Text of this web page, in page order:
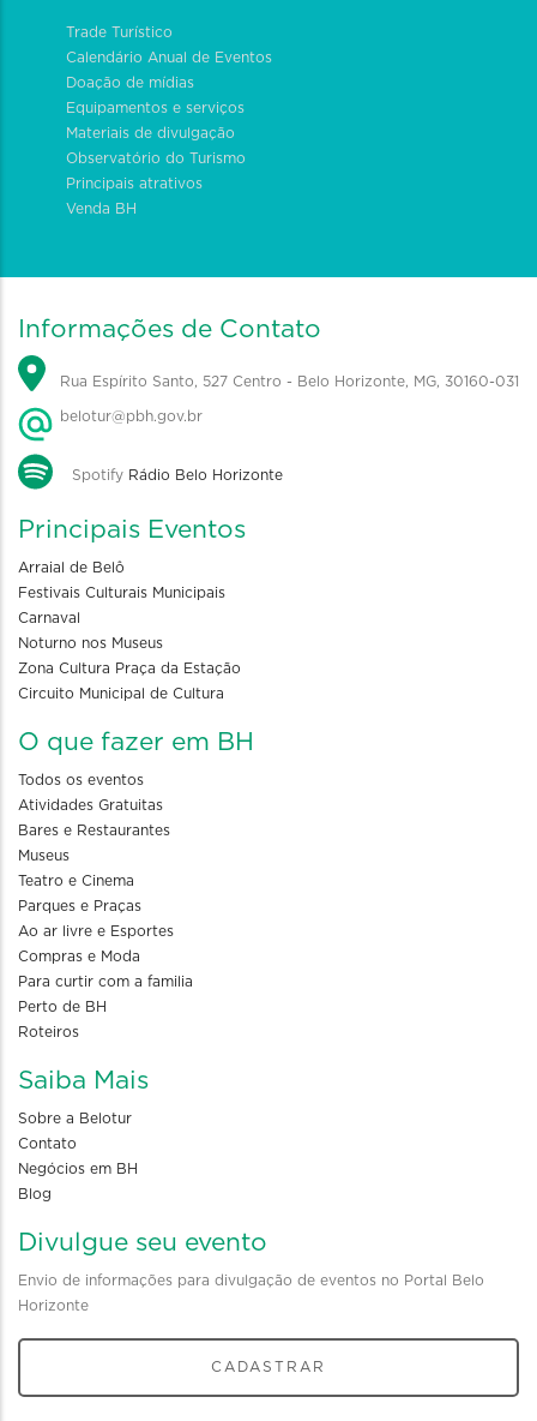
Trade Turístico
Calendário Anual de Eventos
Doação de mídias
Equipamentos e serviços
Materiais de divulgação
Observatório do Turismo
Principais atrativos
Venda BH
Informações de Contato
Rua Espírito Santo, 527 Centro - Belo Horizonte, MG, 30160-031
belotur@pbh.gov.br
Spotify Rádio Belo Horizonte
Principais Eventos
Arraial de Belô
Festivais Culturais Municipais
Carnaval
Noturno nos Museus
Zona Cultura Praça da Estação
Circuito Municipal de Cultura
O que fazer em BH
Todos os eventos
Atividades Gratuitas
Bares e Restaurantes
Museus
Teatro e Cinema
Parques e Praças
Ao ar livre e Esportes
Compras e Moda
Para curtir com a familia
Perto de BH
Roteiros
Saiba Mais
Sobre a Belotur
Contato
Negócios em BH
Blog
Divulgue seu evento
Envio de informações para divulgação de eventos no Portal Belo
Horizonte
CADASTRAR